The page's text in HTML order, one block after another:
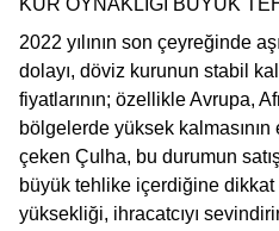
KUR OYNAKLIĞI BÜYÜK
2022 yılının son çeyreğinde
dolayı, döviz kurunun stabil
fiyatlarının; özellikle Avrupa,
bölgelerde yüksek
çeken Çulha, bu durumun
büyük tehlike içerdiğine
yüksekliği, ihracatcıyı